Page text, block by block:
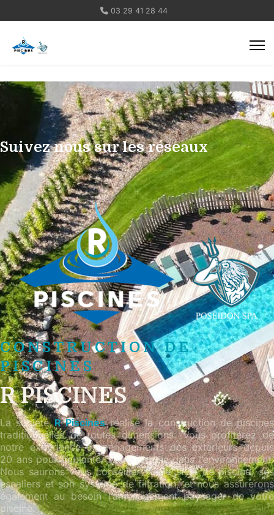
03 29 41 28 44
Suivez nous sur les réseaux
CONSTRUCTION DE
PISCINES
R PISCINES
La sociétéR Piscinesréalise la construction de piscines
traditionnelles de toutes dimensions. Vous profiterez de
notre expérience d’aménagements des extérieurs depuis
20 ans pour implanter votre piscine dans l’environnement.
Nous saurons vous conseiller sur le style de piscine, ses
escaliers et son système de filtration, et nous assurerons
également au besoin l’aménagement paysager de votre
piscine.